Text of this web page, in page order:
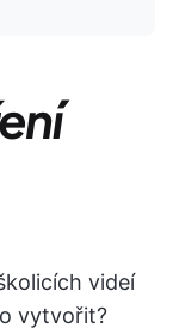
videí
vytvořit?